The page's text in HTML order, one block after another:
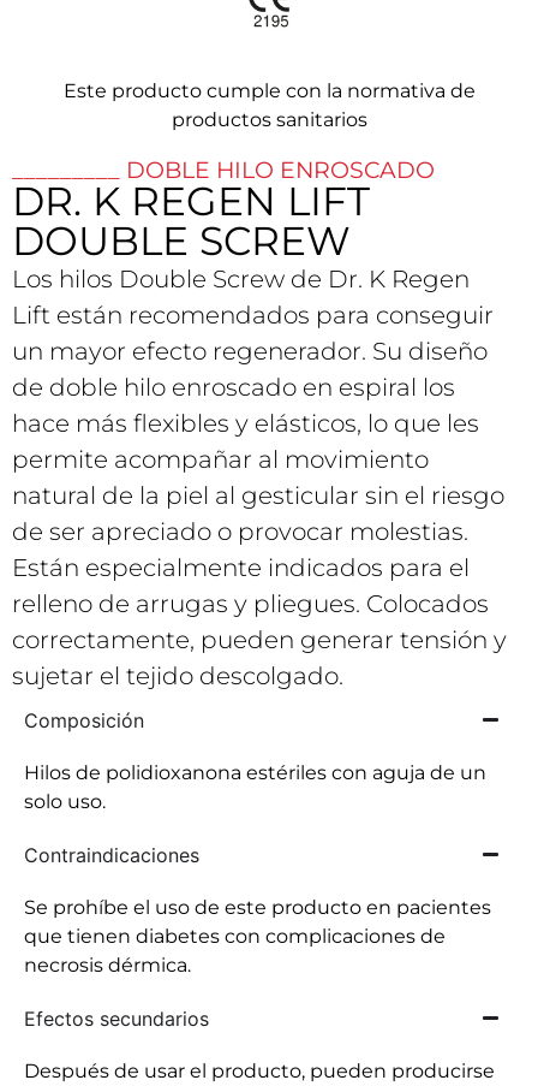
Este producto cumple con la normativa de
productos sanitarios
_________ DOBLE HILO ENROSCADO
DR. K REGEN LIFT
DOUBLE SCREW
Los hilos Double Screw de Dr. K Regen
Lift están recomendados para conseguir
un mayor efecto regenerador. Su diseño
de doble hilo enroscado en espiral los
hace más flexibles y elásticos, lo que les
permite acompañar al movimiento
natural de la piel al gesticular sin el riesgo
de ser apreciado o provocar molestias.
Están especialmente indicados para el
relleno de arrugas y pliegues. Colocados
correctamente, pueden generar tensión y
sujetar el tejido descolgado.
Composición
Hilos de polidioxanona estériles con aguja de un
solo uso.
Contraindicaciones
Se prohíbe el uso de este producto en pacientes
que tienen diabetes con complicaciones de
necrosis dérmica.
Efectos secundarios
Después de usar el producto, pueden producirse